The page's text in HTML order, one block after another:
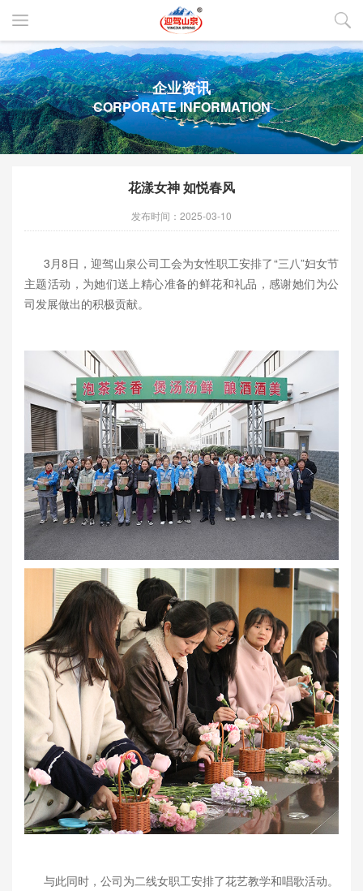
企业资讯
CORPORATE INFORMATION
花漾女神 如悦春风
发布时间：2025-03-10
3月8日，迎驾山泉公司工会为女性职工安排了“三八”妇女节
主题活动，为她们送上精心准备的鲜花和礼品，感谢她们为公
司发展做出的积极贡献。
与此同时，公司为二线女职工安排了花艺教学和唱歌活动。